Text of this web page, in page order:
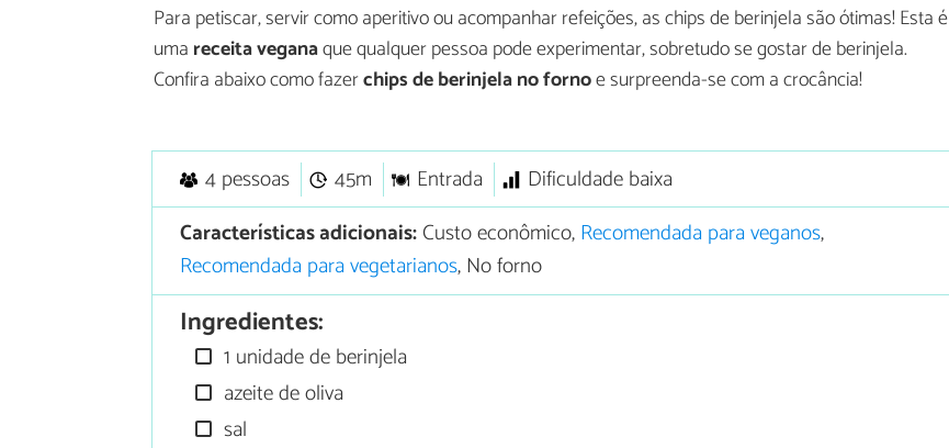
Para petiscar, servir como aperitivo ou acompanhar refeições, as chips de berinjela são ótimas! Esta é
uma receita veganaque qualquer pessoa pode experimentar, sobretudo se gostar de berinjela.
Confira abaixo como fazerchips de berinjela no fornoe surpreenda-se com a crocância!
4 pessoas 45m Entrada
Dificuldade baixa
Características adicionais:Custo econômico,Recomendada para veganos,
Recomendada para vegetarianos, No forno
Ingredientes:
1 unidade de berinjela
azeite de oliva
sal